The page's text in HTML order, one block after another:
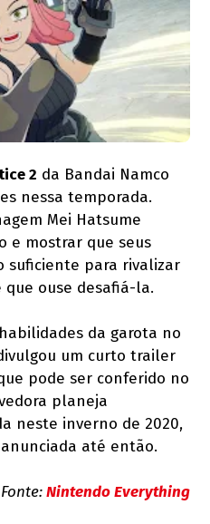
2 da Bandai Namco
nessa temporada.
Mei Hatsume
e mostrar que seus
suficiente para rivalizar
ouse desafiá-la.
da garota no
um curto trailer
pode ser conferido no
planeja
neste inverno de 2020,
até então.
Fonte:Nintendo Everything